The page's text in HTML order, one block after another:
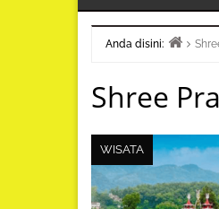
Anda disini:
Shree
WISATA